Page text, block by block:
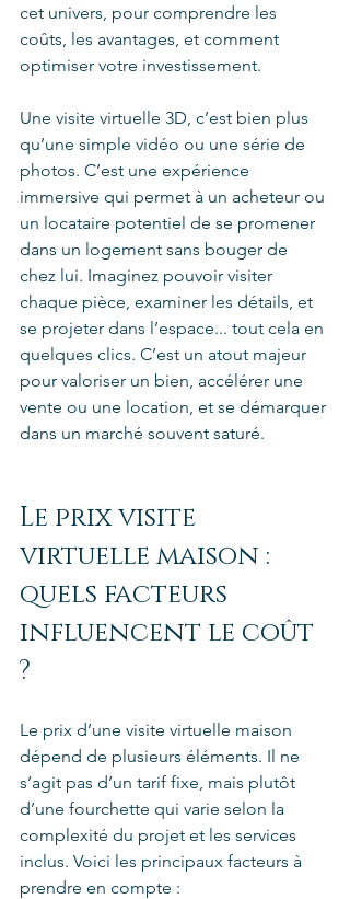
cet univers, pour comprendre les
coûts, les avantages, et comment
optimiser votre investissement.
Une visite virtuelle 3D, c’est bien plus
qu’une simple vidéo ou une série de
photos. C’est une expérience
immersive qui permet à un acheteur ou
un locataire potentiel de se promener
dans un logement sans bouger de
chez lui. Imaginez pouvoir visiter
chaque pièce, examiner les détails, et
se projeter dans l’espace... tout cela en
quelques clics. C’est un atout majeur
pour valoriser un bien, accélérer une
vente ou une location, et se démarquer
dans un marché souvent saturé.
Le prix visite
virtuelle maison :
quels facteurs
influencent le coût
?
Le prix d’une visite virtuelle maison
dépend de plusieurs éléments. Il ne
s’agit pas d’un tarif fixe, mais plutôt
d’une fourchette qui varie selon la
complexité du projet et les services
inclus. Voici les principaux facteurs à
prendre en compte :